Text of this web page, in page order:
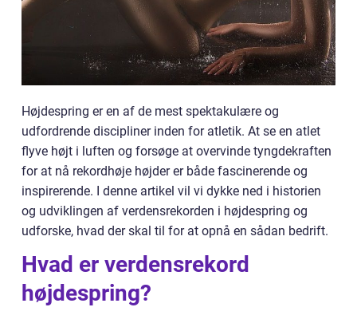
Højdespring er en af de mest spektakulære og
udfordrende discipliner inden for atletik. At se en atlet
flyve højt i luften og forsøge at overvinde tyngdekraften
for at nå rekordhøje højder er både fascinerende og
inspirerende. I denne artikel vil vi dykke ned i historien
og udviklingen af verdensrekorden i højdespring og
udforske, hvad der skal til for at opnå en sådan bedrift.
Hvad er verdensrekord
højdespring?